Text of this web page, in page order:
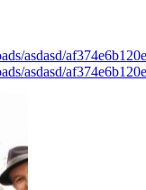
asdasd/
asdasd/